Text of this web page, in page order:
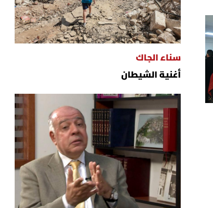
سناء الجاك
أغنية الشيطان